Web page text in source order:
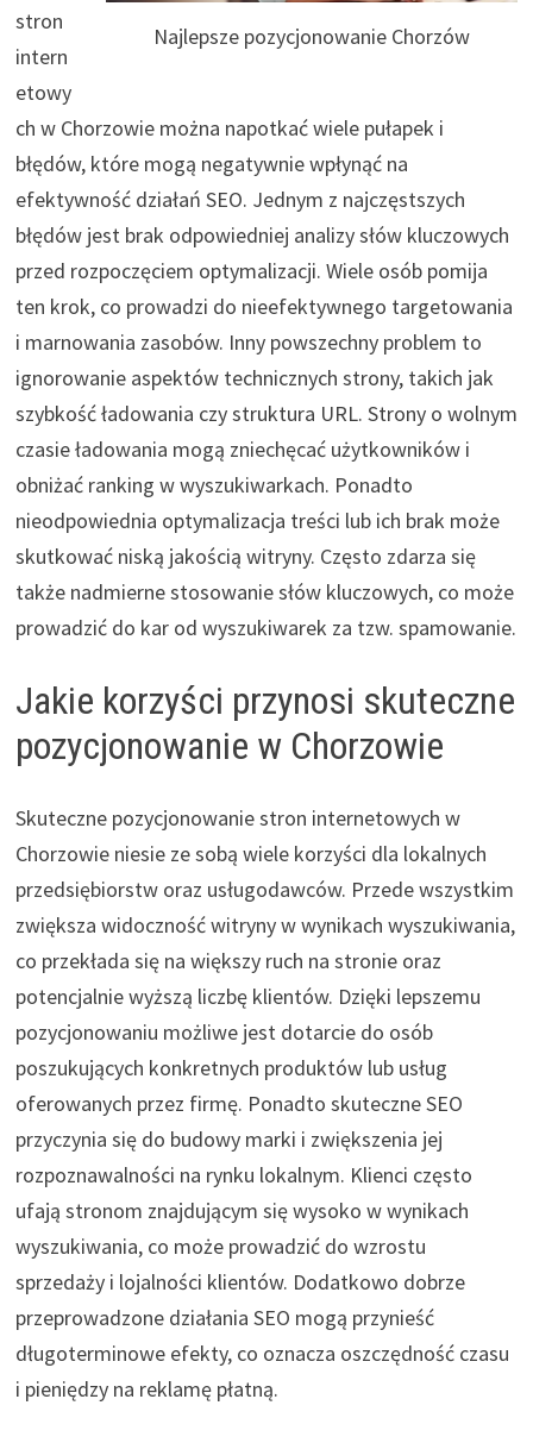
Najlepsze pozycjonowanie Chorzów
stron
intern
etowy
ch w Chorzowie można napotkać wiele pułapek i
błędów, które mogą negatywnie wpłynąć na
efektywność działań SEO. Jednym z najczęstszych
błędów jest brak odpowiedniej analizy słów kluczowych
przed rozpoczęciem optymalizacji. Wiele osób pomija
ten krok, co prowadzi do nieefektywnego targetowania
i marnowania zasobów. Inny powszechny problem to
ignorowanie aspektów technicznych strony, takich jak
szybkość ładowania czy struktura URL. Strony o wolnym
czasie ładowania mogą zniechęcać użytkowników i
obniżać ranking w wyszukiwarkach. Ponadto
nieodpowiednia optymalizacja treści lub ich brak może
skutkować niską jakością witryny. Często zdarza się
także nadmierne stosowanie słów kluczowych, co może
prowadzić do kar od wyszukiwarek za tzw. spamowanie.
Jakie korzyści przynosi skuteczne
pozycjonowanie w Chorzowie
Skuteczne pozycjonowanie stron internetowych w
Chorzowie niesie ze sobą wiele korzyści dla lokalnych
przedsiębiorstw oraz usługodawców. Przede wszystkim
zwiększa widoczność witryny w wynikach wyszukiwania,
co przekłada się na większy ruch na stronie oraz
potencjalnie wyższą liczbę klientów. Dzięki lepszemu
pozycjonowaniu możliwe jest dotarcie do osób
poszukujących konkretnych produktów lub usług
oferowanych przez firmę. Ponadto skuteczne SEO
przyczynia się do budowy marki i zwiększenia jej
rozpoznawalności na rynku lokalnym. Klienci często
ufają stronom znajdującym się wysoko w wynikach
wyszukiwania, co może prowadzić do wzrostu
sprzedaży i lojalności klientów. Dodatkowo dobrze
przeprowadzone działania SEO mogą przynieść
długoterminowe efekty, co oznacza oszczędność czasu
i pieniędzy na reklamę płatną.